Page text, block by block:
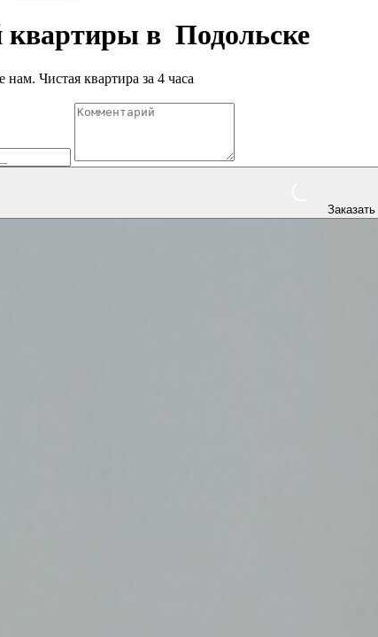
квартиры в Подольске
нам. Чистая квартира за 4 часа
Заказать